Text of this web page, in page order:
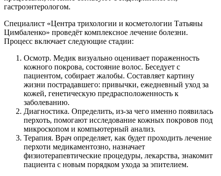
гастроэнтерологом.
Специалист «Центра трихологии и косметологии Татьяны
Цимбаленко» проведёт комплексное лечение болезни.
Процесс включает следующие стадии:
Осмотр. Медик визуально оценивает пораженность
кожного покрова, состояние волос. Беседует с
пациентом, собирает жалобы. Составляет картину
жизни пострадавшего: привычки, ежедневный уход за
кожей, генетическую предрасположенность к
заболеванию.
Диагностика. Определить, из-за чего именно появилась
перхоть, помогают исследование кожных покровов под
микроскопом и компьютерный анализ.
Терапия. Врач определяет, как будет проходить лечение
перхоти медикаментозно, назначает
физиотерапевтические процедуры, лекарства, знакомит
пациента с новым порядком ухода за эпителием.